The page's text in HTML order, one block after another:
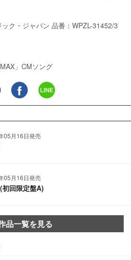
ク・ジャパン 品番：WPZL-31452/3
」CMソング
05月16日発売
05月16日発売
回限定盤A)
品一覧を見る